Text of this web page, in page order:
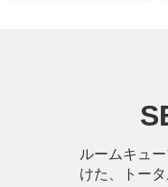
ルームキュ
けた、トー